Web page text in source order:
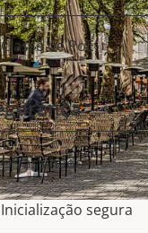
Descrição
da
propriedade
Classe de PoE
Descrição
da
propriedade
OS assinado
Inicialização segura